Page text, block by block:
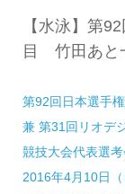
【水泳】第
目 竹田あと
第92回日本選手
兼 第31回リオデ
競技大会代表選考
2016年4月10日（